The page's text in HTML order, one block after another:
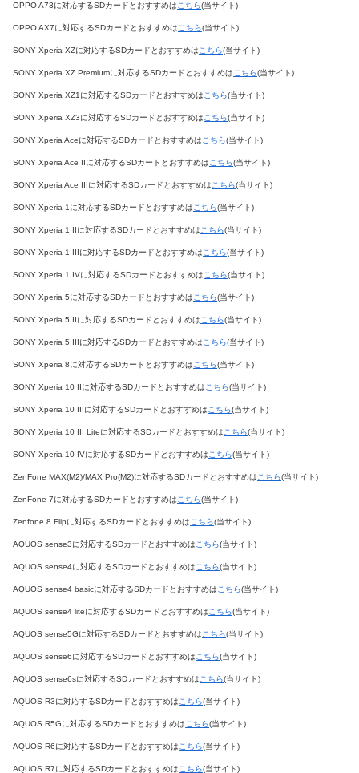
OPPO A73に対応するSDカードとおすすめはこちら(当サイト)
OPPO AX7に対応するSDカードとおすすめはこちら(当サイト)
SONY Xperia XZに対応するSDカードとおすすめはこちら(当サイト)
SONY Xperia XZ Premiumに対応するSDカードとおすすめはこちら(当サイト)
SONY Xperia XZ1に対応するSDカードとおすすめはこちら(当サイト)
SONY Xperia XZ3に対応するSDカードとおすすめはこちら(当サイト)
SONY Xperia Aceに対応するSDカードとおすすめはこちら(当サイト)
SONY Xperia Ace IIに対応するSDカードとおすすめはこちら(当サイト)
SONY Xperia Ace IIIに対応するSDカードとおすすめはこちら(当サイト)
SONY Xperia 1に対応するSDカードとおすすめはこちら(当サイト)
SONY Xperia 1 IIに対応するSDカードとおすすめはこちら(当サイト)
SONY Xperia 1 IIIに対応するSDカードとおすすめはこちら(当サイト)
SONY Xperia 1 IVに対応するSDカードとおすすめはこちら(当サイト)
SONY Xperia 5に対応するSDカードとおすすめはこちら(当サイト)
SONY Xperia 5 IIに対応するSDカードとおすすめはこちら(当サイト)
SONY Xperia 5 IIIに対応するSDカードとおすすめはこちら(当サイト)
SONY Xperia 8に対応するSDカードとおすすめはこちら(当サイト)
SONY Xperia 10 IIに対応するSDカードとおすすめはこちら(当サイト)
SONY Xperia 10 IIIに対応するSDカードとおすすめはこちら(当サイト)
SONY Xperia 10 III Liteに対応するSDカードとおすすめはこちら(当サイト)
SONY Xperia 10 IVに対応するSDカードとおすすめはこちら(当サイト)
ZenFone MAX(M2)/MAX Pro(M2)に対応するSDカードとおすすめはこちら(当サイト)
ZenFone 7に対応するSDカードとおすすめはこちら(当サイト)
Zenfone 8 Flipに対応するSDカードとおすすめはこちら(当サイト)
AQUOS sense3に対応するSDカードとおすすめはこちら(当サイト)
AQUOS sense4に対応するSDカードとおすすめはこちら(当サイト)
AQUOS sense4 basicに対応するSDカードとおすすめはこちら(当サイト)
AQUOS sense4 liteに対応するSDカードとおすすめはこちら(当サイト)
AQUOS sense5Gに対応するSDカードとおすすめはこちら(当サイト)
AQUOS sense6に対応するSDカードとおすすめはこちら(当サイト)
AQUOS sense6sに対応するSDカードとおすすめはこちら(当サイト)
AQUOS R3に対応するSDカードとおすすめはこちら(当サイト)
AQUOS R5Gに対応するSDカードとおすすめはこちら(当サイト)
AQUOS R6に対応するSDカードとおすすめはこちら(当サイト)
AQUOS R7に対応するSDカードとおすすめはこちら(当サイト)